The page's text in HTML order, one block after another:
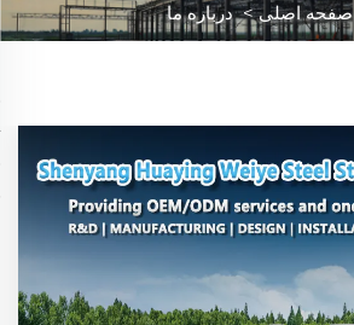
صفحه اصلی>درباره ما